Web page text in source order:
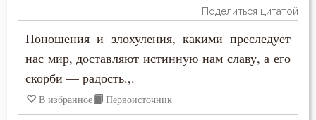
Бог
Богопознание
Василий Великий
Григорий Нисский
Григорий Палама
Поделиться цитатой
Поношения и злохуления, какими преследует
нас мир, доставляют истинную нам славу, а его
скорби — радость.,.
В избранное Первоисточник